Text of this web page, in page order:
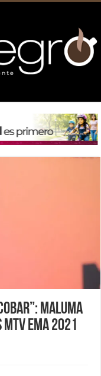
Maluma
EMA 2021